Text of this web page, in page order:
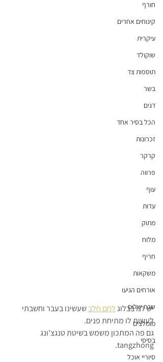
חורף
קינוחים אחרים
עיקרית
שוקולד
תוספות צד
בשר
דגים
הכל בסיר אחד
זכרונות
קרקר
פרווה
עוף
עדות
מתוק
מלוח
חריף
משקאות
אורחים הגיעו
שבת שלום
מומלצים
בסיסי
סיוריי אוכל
יש לנו בבלוג לחם חלב שעשינו בעבר וחשבתי
לעשות לו מתיחת פנים.
גם פה המתכון משמש בשיטת טנגצ'ונג
tangzhong.